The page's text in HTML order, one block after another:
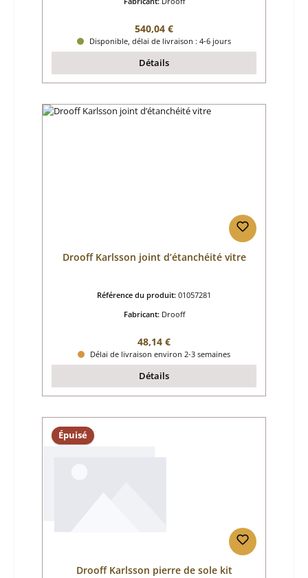
Prix régulier :
540,04 €
Disponible, délai de livraison : 4-6 jours
Détails
Drooff Karlsson joint d’étanchéité vitre
Référence du produit: 01057281
Fabricant: Drooff
Prix régulier :
48,14 €
Délai de livraison environ 2-3 semaines
Détails
Épuisé
Drooff Karlsson pierre de sole kit